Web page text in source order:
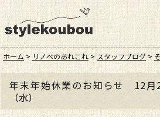
ホーム > リノベのあれこれ > スタッフブログ >
年末年始休業のお知らせ 12月
（水）